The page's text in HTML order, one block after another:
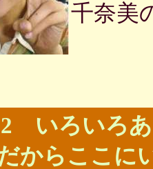
千奈美
いろいろ
からここに